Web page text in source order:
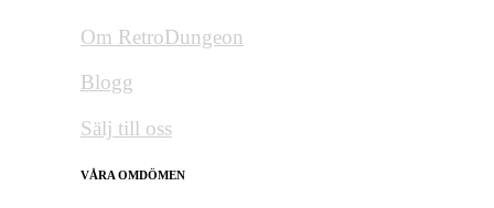
Om RetroDungeon
Blogg
Sälj till oss
VÅRA OMDÖMEN